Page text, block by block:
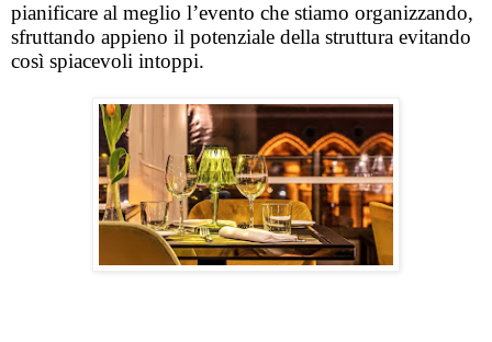
pianificare al meglio l’evento che stiamo organizzando,
sfruttando appieno il potenziale della struttura evitando
così spiacevoli intoppi.